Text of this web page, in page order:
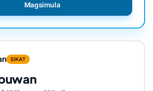
Magsimula
SIKAT